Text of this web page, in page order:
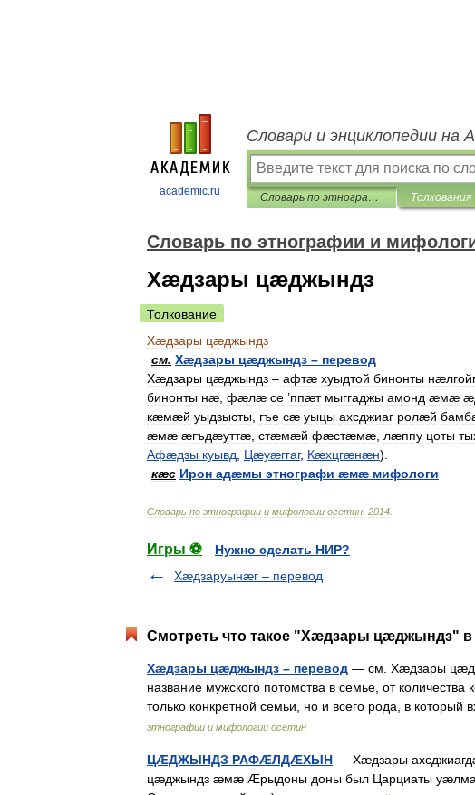
academic.ru
Словари и энциклопедии на
Словарь по этнографии и мифологии осетин Толкования
Словарь по этнографии и
Хæдзары цæджындз
Толкование
Хæдзары цæджындз
см. Хæдзары цæджындз – перевод
Хæдзары цæджындз – афтæ хуыдтой бинонты
бинонты нæ фæлæ се ’ппæт мыггаджы амонд æмæ
кæмæй уыдзысты гъе сæ уыцы ахсджиаг ролæй
æмæ æгъдæуттæ стæмæй фæстæмæ лæппу цоты
Афæдзы куывд Цæуæггаг, Кæхцгæнæн).
кæс Ирон адæмы этнографи æмæ мифологи
Словарь по этнографии и мифологии осетин 2014
Игры ⚽
Нужно сделать НИР?
Хæдзаруынæг – перевод
Смотреть что такое "Хæдзары цæджындз" в
Хæдзары цæджындз – перевод — см. Хæдзары
название мужского потомства в семье, от
только конкретной семьи, но и всего рода, в
этнографии и мифологии осетин
ЦÆДЖЫНДЗ РАФÆЛДÆХЫН — Хæдзары
цæджындз æмæ Æрыдоны доны был Царциаты